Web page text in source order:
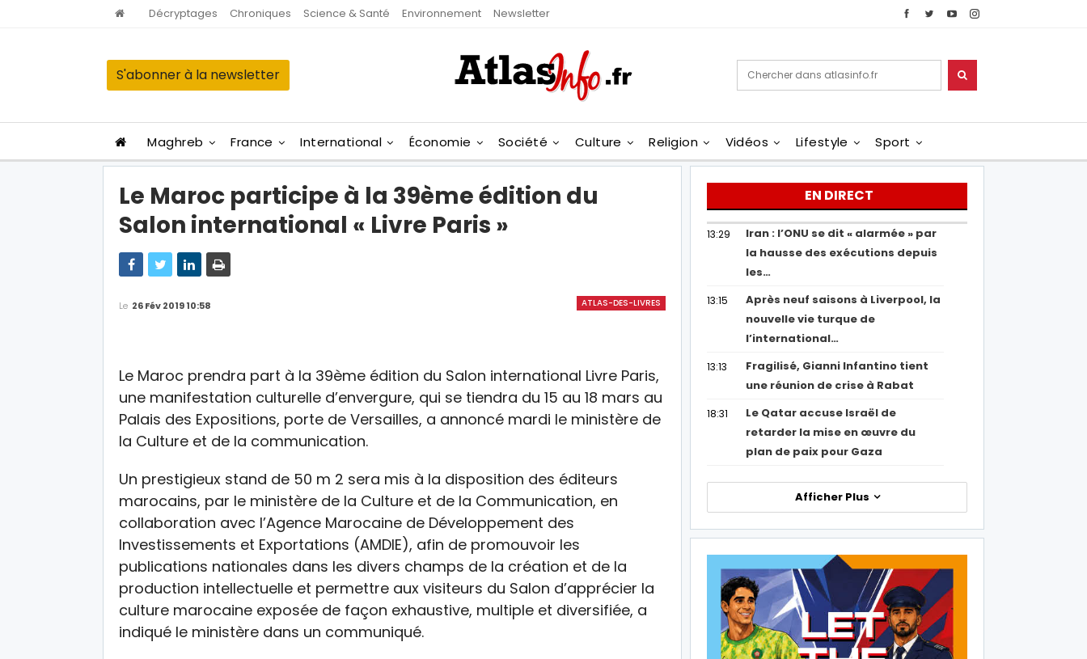
Décryptages Chroniques Science & Santé Environnement Newsletter
S'abonner à la newsletter
Maghreb France International Économie Société Culture Religion Vidéos Lifestyle Sport
Le Maroc participe à la 39ème édition du
Salon international « Livre Paris »
ATLAS-DES-LIVRES
Le 26 Fév 2019 10:58
Le Maroc prendra part à la 39ème édition du Salon international Livre Paris,
une manifestation culturelle d’envergure, qui se tiendra du 15 au 18 mars au
Palais des Expositions, porte de Versailles, a annoncé mardi le ministère de
la Culture et de la communication.
Un prestigieux stand de 50 m 2 sera mis à la disposition des éditeurs
marocains, par le ministère de la Culture et de la Communication, en
collaboration avec l’Agence Marocaine de Développement des
Investissements et Exportations (AMDIE), afin de promouvoir les
publications nationales dans les divers champs de la création et de la
production intellectuelle et permettre aux visiteurs du Salon d’apprécier la
culture marocaine exposée de façon exhaustive, multiple et diversifiée, a
indiqué le ministère dans un communiqué.
EN DIRECT
13:29
Iran : l’ONU se dit « alarmée » par
la hausse des exécutions depuis
les…
13:15
Après neuf saisons à Liverpool, la
nouvelle vie turque de
l’international…
13:13
Fragilisé, Gianni Infantino tient
une réunion de crise à Rabat
18:31
Le Qatar accuse Israël de
retarder la mise en œuvre du
plan de paix pour Gaza
Afficher Plus